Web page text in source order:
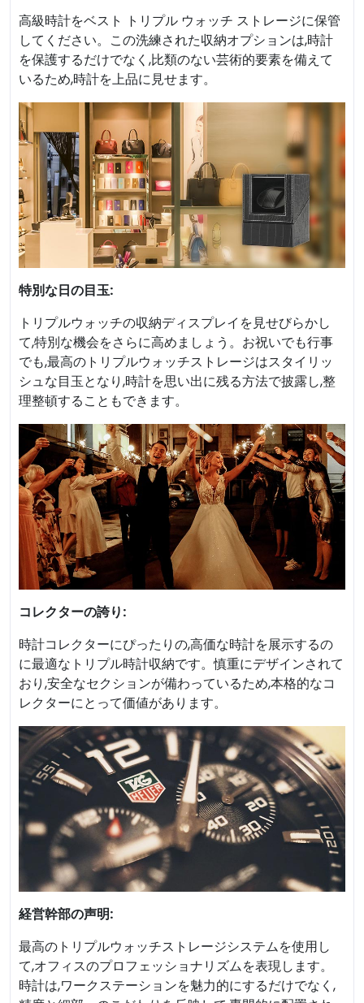
高級時計をベスト トリプル ウォッチ ストレージに保管
してください。この洗練された収納オプションは,時計
を保護するだけでなく,比類のない芸術的要素を備えて
いるため,時計を上品に見せます。
特別な日の目玉:
トリプルウォッチの収納ディスプレイを見せびらかし
て,特別な機会をさらに高めましょう。お祝いでも行事
でも,最高のトリプルウォッチストレージはスタイリッ
シュな目玉となり,時計を思い出に残る方法で披露し,整
理整頓することもできます。
コレクターの誇り:
時計コレクターにぴったりの,高価な時計を展示するの
に最適なトリプル時計収納です。慎重にデザインされて
おり,安全なセクションが備わっているため,本格的なコ
レクターにとって価値があります。
経営幹部の声明:
最高のトリプルウォッチストレージシステムを使用し
て,オフィスのプロフェッショナリズムを表現します。
時計は,ワークステーションを魅力的にするだけでなく,